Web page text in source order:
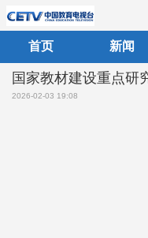
首页 新闻
国家教材建设重点研
2026-02-03 19:08